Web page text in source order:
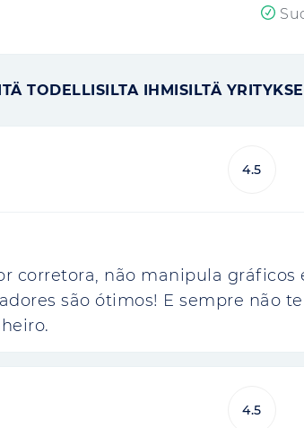
TODELLISILTA IHMISILTÄ
4.5
corretora, não manipula gráficos
são ótimos! E sempre não
4.5